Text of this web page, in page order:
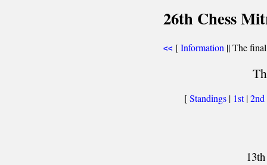
26th Chess
<< [Information || The
[Standings | 1st|2nd